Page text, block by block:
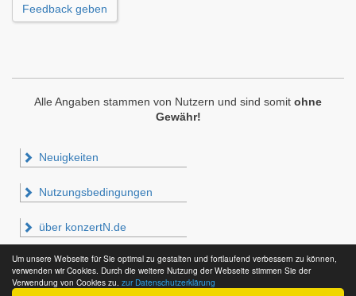
Um unsere Webseite für Sie optimal zu gestalten und fortlaufend verbessern zu können,
verwenden wir Cookies. Durch die weitere Nutzung der Webseite stimmen Sie der
Verwendung von Cookies zu. zur Datenschutzerklärung
Feedback geben
Alle Angaben stammen von Nutzern und sind somit ohne
Gewähr!
Neuigkeiten
Nutzungsbedingungen
über konzertN.de
Impressum & Datenschutz